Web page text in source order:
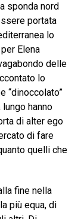
sponda nord
portata
lo
Elena
delle
lo
“dinoccolato”
hanno
di alter ego
di fare
quelli che
fine nella
più equa, di